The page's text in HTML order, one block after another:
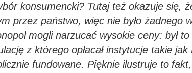
konsumencki? Tutaj też okazuje się,
przez państwo, więc nie było żadnego
mogli narzucać wysokie ceny: był
z którego opłacał instytucje takie jak
fundowane. Pięknie ilustruje to fak